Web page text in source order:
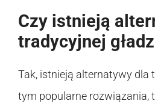
Czy istnieją
tradycyjnej
Tak, istnieją alternatywy dla
tym popularne rozwiązania,